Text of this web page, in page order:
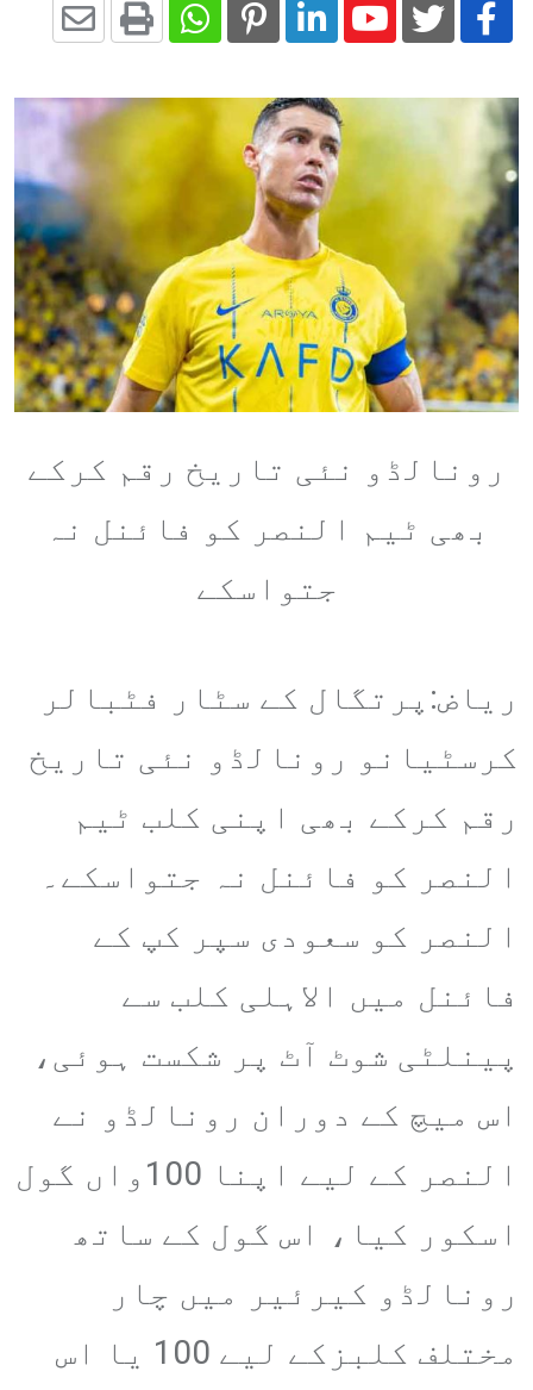
Youtube
LinkedIn
Pinterest
Whatsapp
Print
via
Email
رونالڈو نئی تاریخ رقم کرکے
بھی ٹیم النصر کو فائنل نہ
جتواسکے
ریاض:پرتگال کے سٹار فٹبالر
کرسٹیانو رونالڈو نئی تاریخ
رقم کرکے بھی اپنی کلب ٹیم
النصر کو فائنل نہ جتواسکے۔
النصر کو سعودی سپر کپ کے
فائنل میں الاہلی کلب سے
پینلٹی شوٹ آٹ پر شکست ہوئی،
اس میچ کے دوران رونالڈو نے
النصر کے لیے اپنا 100واں گول
اسکور کیا، اس گول کے ساتھ
رونالڈو کیرئیر میں چار
مختلف کلبزکے لیے 100 یا اس